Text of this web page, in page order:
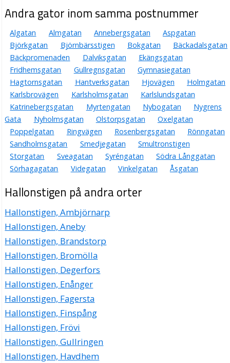
Andra gator inom samma postnummer
Algatan Almgatan Annebergsgatan
Aspgatan
Björkgatan
Björnbärsstigen Bokgatan
Bäckadalsgatan
Bäckpromenaden
Dalviksgatan
Ekängsgatan
Fridhemsgatan
Gullregnsgatan
Gymnasiegatan
Hagtornsgatan
Hantverksgatan Hjovägen
Holmgatan
Karlsbrovägen
Karlsholmsgatan
Karlslundsgatan
Katrinebergsgatan
Myrtengatan Nybogatan
Nygrens
Gata
Nyholmsgatan Olstorpsgatan
Oxelgatan
Poppelgatan
Ringvägen Rosenbergsgatan
Rönngatan
Sandholmsgatan
Smedjegatan
Smultronstigen
Storgatan
Sveagatan Syréngatan
Södra Långgatan
Sörhagagatan
Videgatan Vinkelgatan Åsgatan
Hallonstigen på andra orter
Hallonstigen, Ambjörnarp
Hallonstigen, Aneby
Hallonstigen, Brandstorp
Hallonstigen, Bromölla
Hallonstigen, Degerfors
Hallonstigen, Enånger
Hallonstigen, Fagersta
Hallonstigen, Finspång
Hallonstigen, Frövi
Hallonstigen, Gullringen
Hallonstigen, Havdhem